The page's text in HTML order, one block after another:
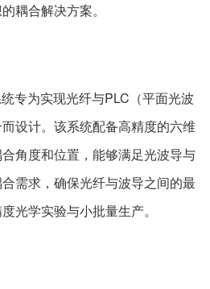
耦合解决方案。
专为实现光纤与PLC（平面光波
设计。该系统配备高精度的六维
角度和位置，能够满足光波导与
需求，确保光纤与波导之间的最
光学实验与小批量生产。